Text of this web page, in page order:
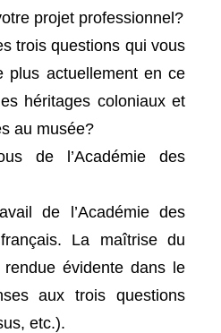
projet professionnel?
trois questions qui vous
plus actuellement en ce
héritages coloniaux et
au musée?
de l’Académie des
de l’Académie des
La maîtrise du
évidente dans le
aux trois questions
etc.).